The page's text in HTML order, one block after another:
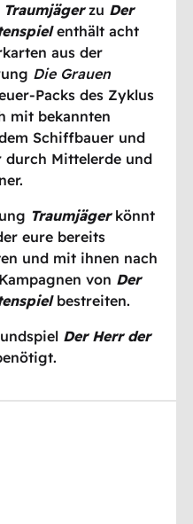
Traumjägerzu Der
enthält acht
aus der
Die Grauen
Packs des Zyklus
mit bekannten
Schiffbauer und
durch Mittelerde und
Traumjägerkönnt
eure bereits
und mit ihnen nach
von Der
bestreiten.
Der Herr der